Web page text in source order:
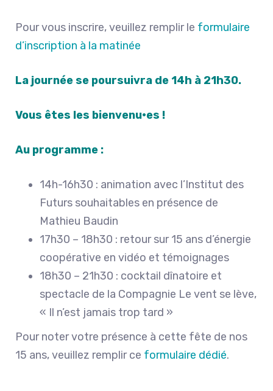
Pour vous inscrire, veuillez remplir le formulaire
d’inscription à la matinée
La journée se poursuivra de 14h à 21h30.
Vous êtes les bienvenu·es !
Au programme :
14h-16h30 : animation avec l’Institut des
Futurs souhaitables en présence de
Mathieu Baudin
17h30 – 18h30 : retour sur 15 ans d’énergie
coopérative en vidéo et témoignages
18h30 – 21h30 : cocktail dînatoire et
spectacle de la Compagnie Le vent se lève,
« Il n’est jamais trop tard »
Pour noter votre présence à cette fête de nos
15 ans, veuillez remplir ce formulaire dédié.